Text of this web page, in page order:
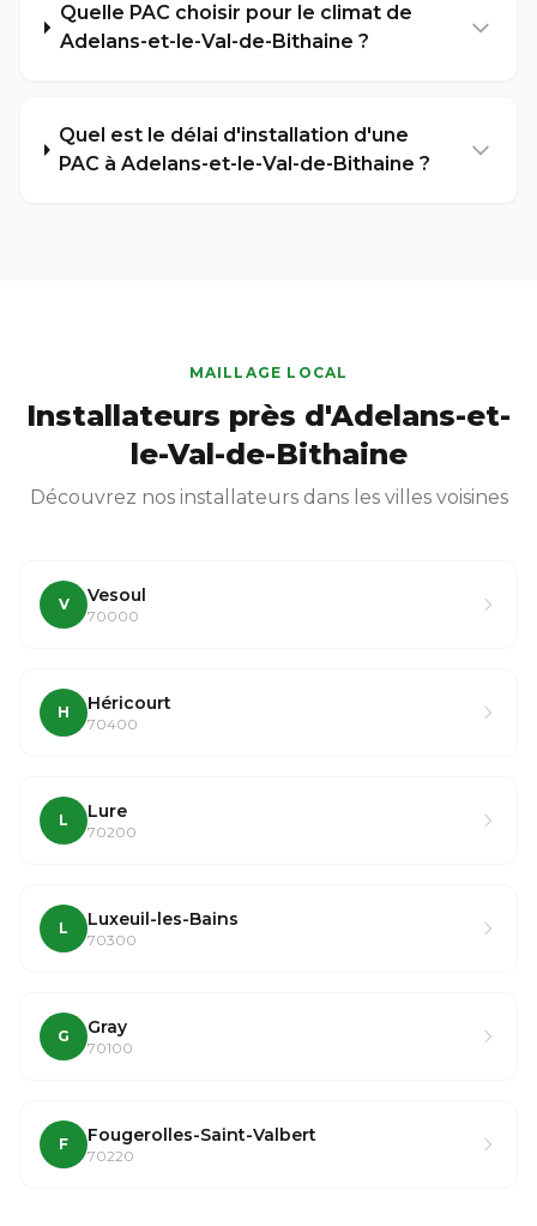
Quelle PAC choisir pour le climat de
Adelans-et-le-Val-de-Bithaine ?
Quel est le délai d'installation d'une
PAC à Adelans-et-le-Val-de-Bithaine ?
MAILLAGE LOCAL
Installateurs près d'Adelans-et-
le-Val-de-Bithaine
Découvrez nos installateurs dans les villes voisines
V Vesoul
70000
H Héricourt
70400
L Lure
70200
L Luxeuil-les-Bains
70300
G Gray
70100
F Fougerolles-Saint-Valbert
70220